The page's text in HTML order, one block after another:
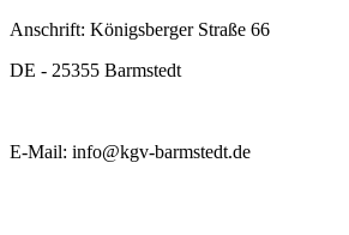
Anschrift: Königsberger Straße 66
DE - 25355 Barmstedt
E-Mail: info@kgv-barmstedt.de